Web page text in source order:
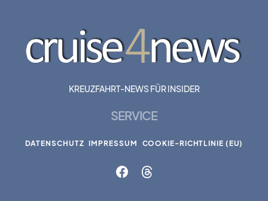
KREUZFAHRT-NEWS FÜR INSIDER
SERVICE
DATENSCHUTZ IMPRESSUM COOKIE-RICHTLINIE (EU)